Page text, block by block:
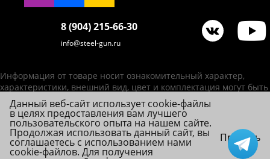
8 (904) 215-66-30
info@steel-gun.ru
Информация от товаре носит ознакомительный характер,
характеристики, внешний вид, цвет и комплектация могут быть
изменены производителем без уведомления.
ИП Фролова А. В., ОГРНИП 314784720200492
© 2026 Steel-Gun (Стил Ган) - оптовый интернет-магазин ножей, пневматики,
товаров для страйкбола и туризма.
Данный веб-сайт использует cookie-файлы
в целях предоставления вам лучшего
пользовательского опыта на нашем сайте.
Продолжая использовать данный сайт, вы
соглашаетесь с использованием нами
cookie-файлов. Для получения
Принять